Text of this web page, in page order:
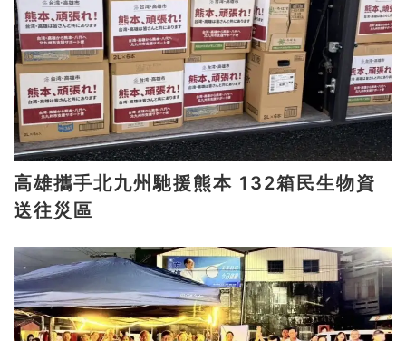
高雄攜手北九州馳援熊本 132箱民生物資
送往災區